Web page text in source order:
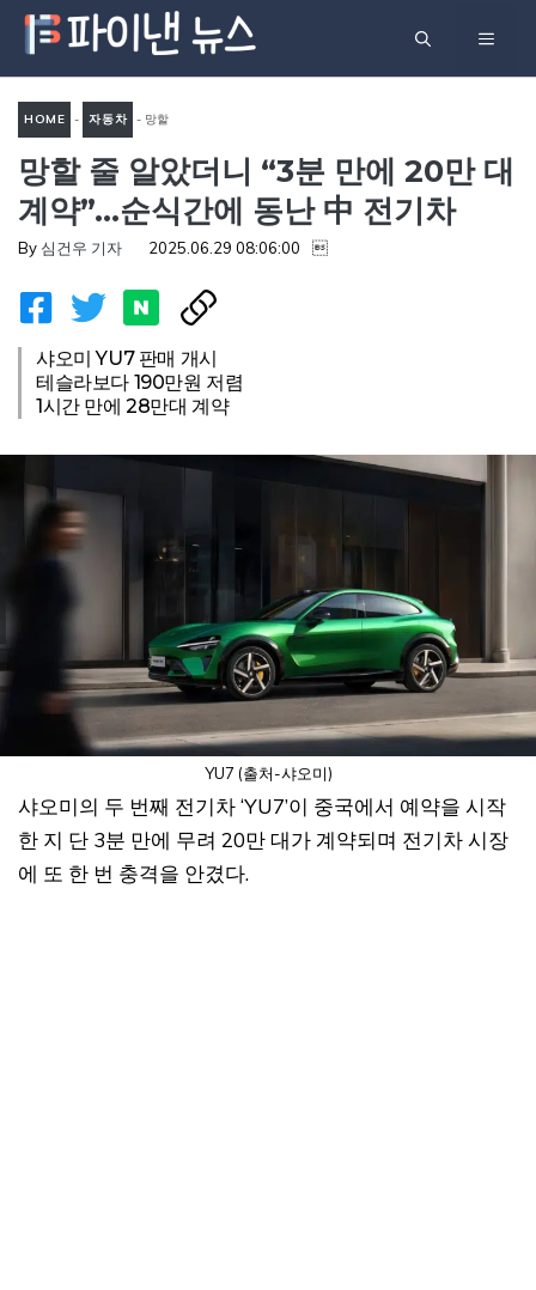
츠
기
메
HOME - 자동차 - 망할
줄 알았더니 “3분 만에 20만
대 계약”…순식간에 동난 中 전
망할 줄 알았더니 “3분 만에 20만 대
계약”…순식간에 동난 中 전기차
By 심건우 기자 2025.06.29 08:06:00 
샤오미 YU7 판매 개시
테슬라보다 190만원 저렴
1시간 만에 28만대 계약
YU7 (출처-샤오미)
샤오미의 두 번째 전기차 ‘YU7’이 중국에서 예약을 시작
한 지 단 3분 만에 무려 20만 대가 계약되며 전기차 시장
에 또 한 번 충격을 안겼다.